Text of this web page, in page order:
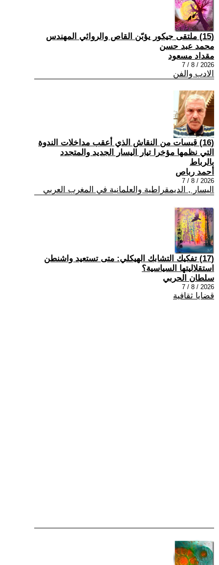
(15) ملتقى جيكور يؤبّن القاص والروائي المهندس
محمد عبد حسن
مقداد مسعود
2026 / 8 / 7
الادب والفن
(16) قبسات من النقاش الذي أعقب مداخلات الندوة
التي نظمها مؤخرا تيار اليسار الجديد والمتجدد
بالرباط
أحمد رباص
2026 / 8 / 7
اليسار , الديمقراطية والعلمانية في المغرب العربي
(17) تفكيك التشابك الهيكلي: متى تستعيد واشنطن
استقلاليتها السياسية؟
سلطان الحربي
2026 / 8 / 7
قضايا ثقافية